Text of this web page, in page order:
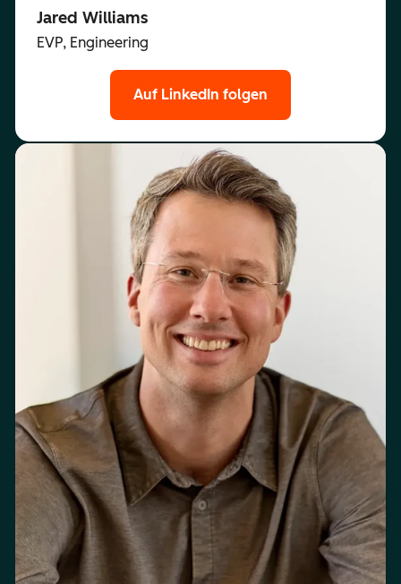
Jared Williams
EVP, Engineering
Auf LinkedIn folgen